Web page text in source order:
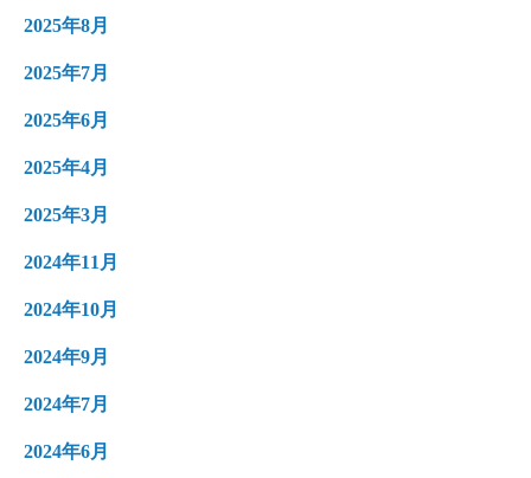
2025年8月
2025年7月
2025年6月
2025年4月
2025年3月
2024年11月
2024年10月
2024年9月
2024年7月
2024年6月